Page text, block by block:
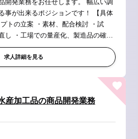
開発業務をお任せします。 幅広い調
出来るポジションです！ 【具体
トの立案 ・素材、配合検討 ・試
し ・工場での量産化、製造品の確認
業務（メンバー管理、経費管理、開
求人詳細を見る
産加工品の商品開発業務